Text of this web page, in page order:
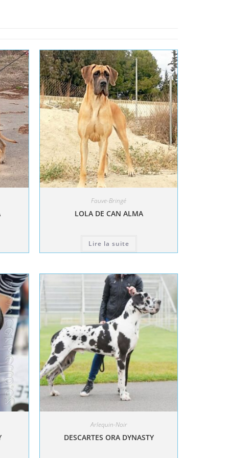
Fauve-Bringé
LOLA DE CAN ALMA
Lire la suite
Arlequin-Noir
DESCARTES ORA DYNASTY